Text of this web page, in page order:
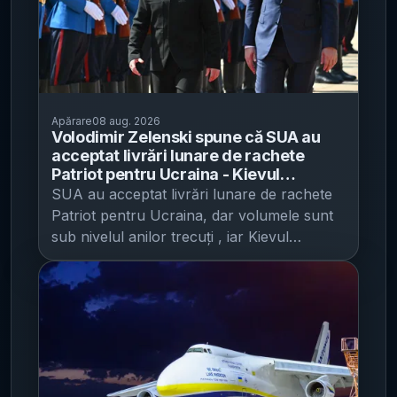
Apărare08 aug. 2026
Volodimir Zelenski spune că SUA au
acceptat livrări lunare de rachete
Patriot pentru Ucraina - Kievul
avertizează că volumele din 2026 sunt
sub anii trecuți și caută completări în
Europa
SUA au acceptat livrări lunare de rachete
Patriot pentru Ucraina, dar volumele sunt
sub nivelul anilor trecuți , iar Kievul
încearcă să acopere deficitul prin parteneri
europeni, potrivit Kyiv Post . Președintele
Volodîmîr Zelenski a spus că există un
acord cu Washingtonul pentru livrări în
fiecare lună, însă cantitățile din 2026 nu
sunt suficiente pentru nevoile apărării
antiaeriene. Zelenski a făcut declarațiile pe